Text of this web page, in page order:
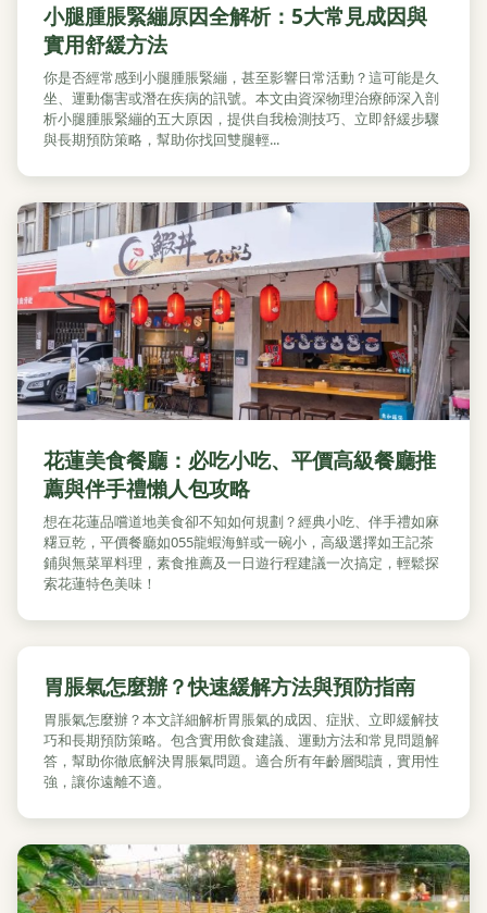
小腿腫脹緊繃原因全解析：5大常見成因與
實用舒緩方法
你是否經常感到小腿腫脹緊繃，甚至影響日常活動？這可能是久
坐、運動傷害或潛在疾病的訊號。本文由資深物理治療師深入剖
析小腿腫脹緊繃的五大原因，提供自我檢測技巧、立即舒緩步驟
與長期預防策略，幫助你找回雙腿輕...
花蓮美食餐廳：必吃小吃、平價高級餐廳推
薦與伴手禮懶人包攻略
想在花蓮品嚐道地美食卻不知如何規劃？經典小吃、伴手禮如麻
糬豆乾，平價餐廳如055龍蝦海鮮或一碗小，高級選擇如王記茶
鋪與無菜單料理，素食推薦及一日遊行程建議一次搞定，輕鬆探
索花蓮特色美味！
胃脹氣怎麼辦？快速緩解方法與預防指南
胃脹氣怎麼辦？本文詳細解析胃脹氣的成因、症狀、立即緩解技
巧和長期預防策略。包含實用飲食建議、運動方法和常見問題解
答，幫助你徹底解決胃脹氣問題。適合所有年齡層閱讀，實用性
強，讓你遠離不適。